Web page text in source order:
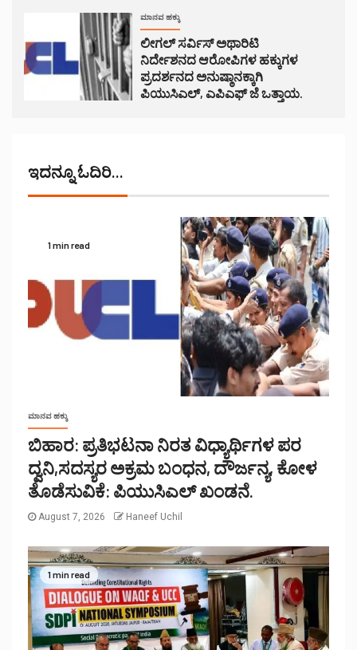
ಮಾನವ ಹಕ್ಕು
ಲೀಗಲ್ ಸರ್ವಿಸ್ ಅಥಾರಿಟಿ
ನಿರ್ದೇಶನದ ಆರೋಪಿಗಳ ಹಕ್ಕುಗಳ
ಪ್ರದರ್ಶನದ ಅನುಷ್ಠಾನಕ್ಕಾಗಿ
ಪಿಯುಸಿಎಲ್, ಎಪಿಎಫ್ ಜೆ ಒತ್ತಾಯ.
ಇದನ್ನೂ ಓದಿರಿ...
1 min read
ಮಾನವ ಹಕ್ಕು
ಬಿಹಾರ: ಪ್ರತಿಭಟನಾ ನಿರತ ವಿಧ್ಯಾರ್ಥಿಗಳ ಪರ
ದ್ವನಿ,ಸದಸ್ಯರ ಅಕ್ರಮ ಬಂಧನ, ದೌರ್ಜನ್ಯ, ಕೋಳ
ತೊಡೆಸುವಿಕೆ: ಪಿಯುಸಿಎಲ್ ಖಂಡನೆ.
August 7, 2026 Haneef Uchil
1 min read